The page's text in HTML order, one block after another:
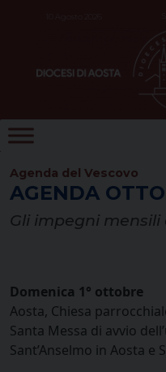
Agenda del Vescovo
AGENDA
Gli impegni mensili
Domenica 1° ottobre
Aosta, Chiesa
Santa Messa di avvio
Sant’Anselmo in Aosta e